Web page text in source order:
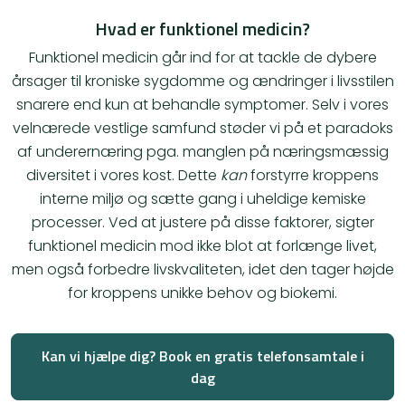
​Hvad er funktionel medicin?
Funktionel medicin går ind for at tackle de dybere
årsager til kroniske sygdomme og ændringer i livsstilen
snarere end kun at behandle symptomer. Selv i vores
velnærede vestlige samfund støder vi på et paradoks
af underernæring pga. manglen på næringsmæssig
diversitet i vores kost. Dette kanforstyrre kroppens
interne miljø og sætte gang i uheldige kemiske
processer. Ved at justere på disse faktorer, sigter
funktionel medicin mod ikke blot at forlænge livet,
men også forbedre livskvaliteten, idet den tager højde
for kroppens unikke behov og biokemi.
Kan vi hjælpe dig? Book en gratis telefonsamtale i
dag